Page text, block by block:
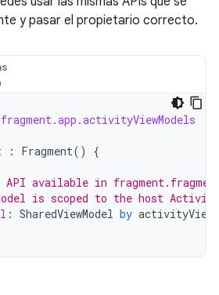
y pasar el propietario correcto.
: Fragment() {
API available in
is scoped to the host Activity
: SharedViewModel by